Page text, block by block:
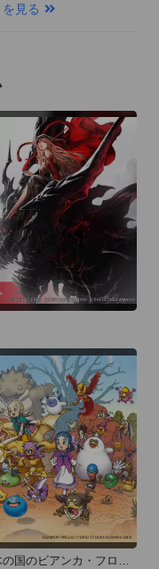
見る
国のビアンカ・フロー